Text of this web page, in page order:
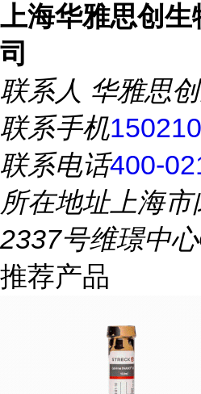
上海华雅思创
司
联系人 华雅思
联系手机
联系电话400-
所在地址上海市
2337号维璟中
推荐产品